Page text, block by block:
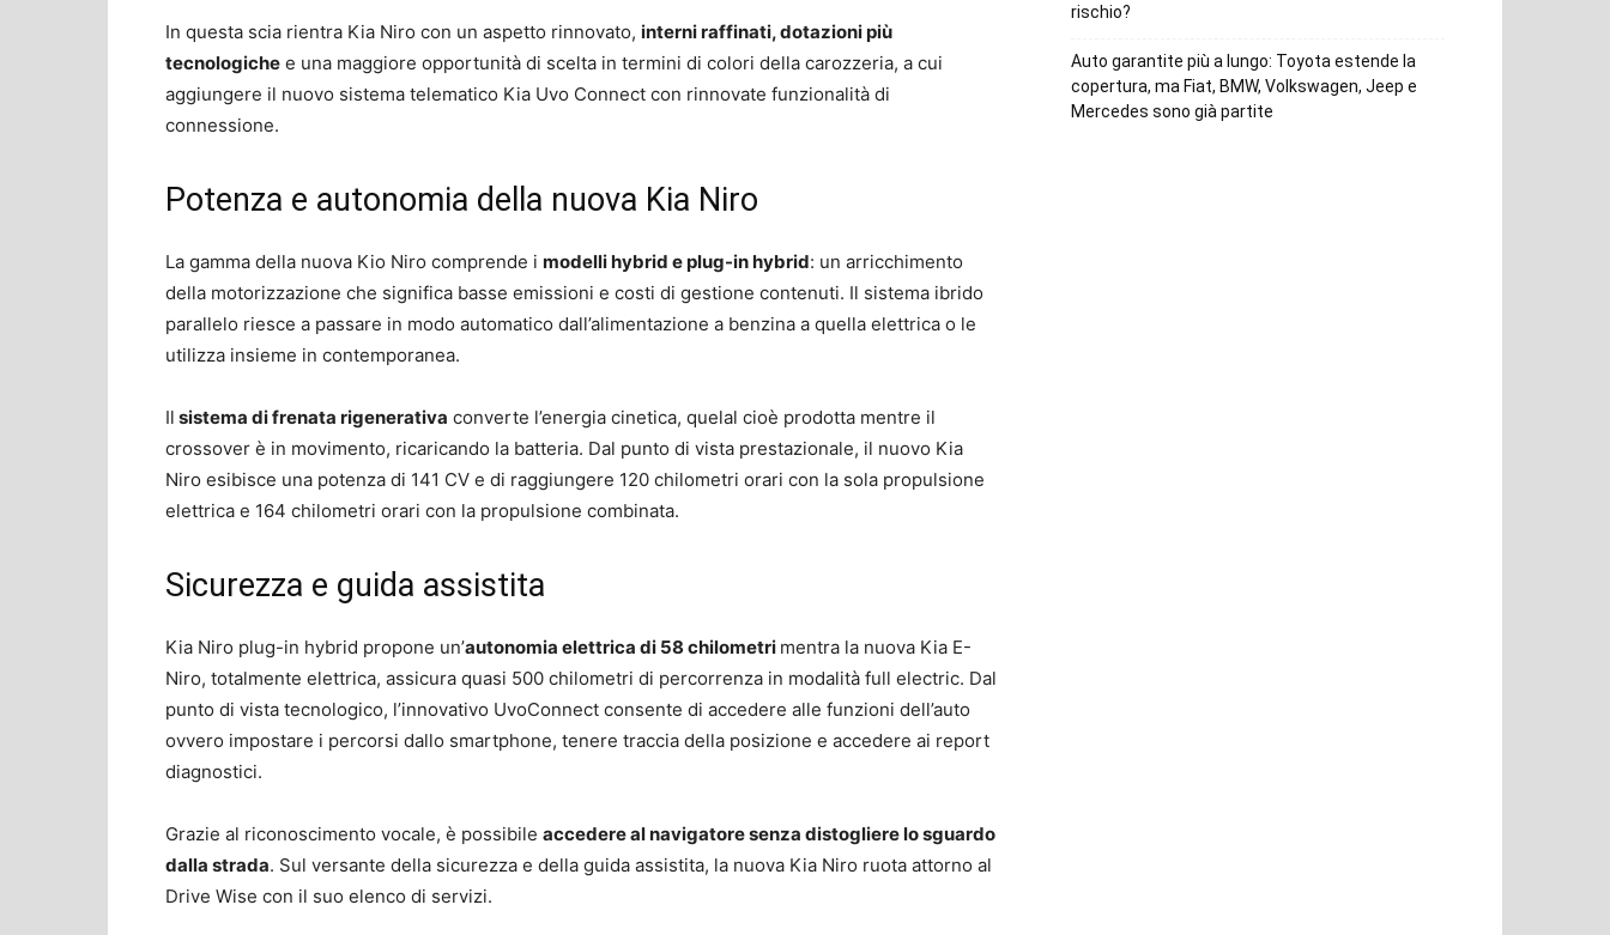
In questa scia rientra Kia Niro con un aspetto rinnovato, interni raffinati, dotazioni più
tecnologiche e una maggiore opportunità di scelta in termini di colori della carozzeria, a cui
aggiungere il nuovo sistema telematico Kia Uvo Connect con rinnovate funzionalità di
connessione.
Potenza e autonomia della nuova Kia Niro
La gamma della nuova Kio Niro comprende i modelli hybrid e plug-in hybrid: un arricchimento
della motorizzazione che significa basse emissioni e costi di gestione contenuti. Il sistema ibrido
parallelo riesce a passare in modo automatico dall’alimentazione a benzina a quella elettrica o le
utilizza insieme in contemporanea.
Il sistema di frenata rigenerativa converte l’energia cinetica, quelal cioè prodotta mentre il
crossover è in movimento, ricaricando la batteria. Dal punto di vista prestazionale, il nuovo Kia
Niro esibisce una potenza di 141 CV e di raggiungere 120 chilometri orari con la sola propulsione
elettrica e 164 chilometri orari con la propulsione combinata.
Sicurezza e guida assistita
Kia Niro plug-in hybrid propone un’autonomia elettrica di 58 chilometri mentra la nuova Kia E-
Niro, totalmente elettrica, assicura quasi 500 chilometri di percorrenza in modalità full electric. Dal
punto di vista tecnologico, l’innovativo UvoConnect consente di accedere alle funzioni dell’auto
ovvero impostare i percorsi dallo smartphone, tenere traccia della posizione e accedere ai report
diagnostici.
Grazie al riconoscimento vocale, è possibile accedere al navigatore senza distogliere lo sguardo
dalla strada. Sul versante della sicurezza e della guida assistita, la nuova Kia Niro ruota attorno al
Drive Wise con il suo elenco di servizi.
rischio?
Auto garantite più a lungo: Toyota estende la
copertura, ma Fiat, BMW, Volkswagen, Jeep e
Mercedes sono già partite